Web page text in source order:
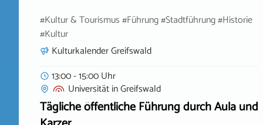
#Kultur & Tourismus #Führung #Stadtführung #Historie
#Kultur
Kulturkalender Greifswald
13:00 - 15:00 Uhr
UniversitätinGreifswald
Tägliche öffentliche Führung durch Aula und